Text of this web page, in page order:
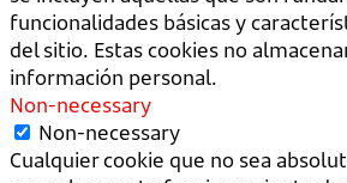
funcionalidades básicas y
del sitio. Estas cookies no
información personal.
Non-necessary
Non-necessary
Cualquier cookie que no sea